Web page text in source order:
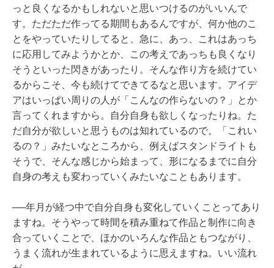
っと良くなるかもしれないと思いつけるのがいいんで
す。ただただ作ってる期間もあるんですが、何か他のこ
とをやっていたりしてると、急に、あっ、これはあっち
に応用してみようかとか、この考えであっちも良くなり
そうといった閃きがあったり。そんな作り方を続けてい
るからこそ、今も続けてできてるなと思います。アイデ
アはいっぱい周りの人が「こんなの作らないの？」とか
言ってくれますから。自分自身も欲しくなったりね。た
だ自分が欲しいと思うものは知れているので。「これい
るの？」みたいなところから、例えばスタンドライトも
そうで、そんな感じから始まって、形になるまでに自分
自身の考えも変わっていくみたいなこともあります。
──年月が経つ中で自分自身も変化していくことってあり
ますね。そうやって時間を積み重ねて作品と制作に向き
合っていくことで、ほかのいろんな作品ともつながり、
うまく流れが生まれているように思えますね。いい流れ